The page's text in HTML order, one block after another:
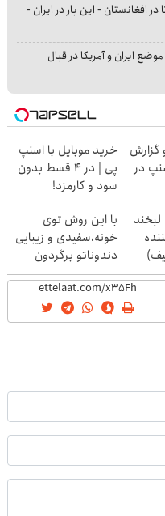
در افغانستان - این بار در ایران -
ایران و آمریکا در قبال
گزارش
در
خرید موبایل با اسنپ
پی | در ۴ قسط بدون
سود و کارمزد!
با این روش توی
خونه،سفیدی و زیبایی
دندوناتو برگردون
(40%off)